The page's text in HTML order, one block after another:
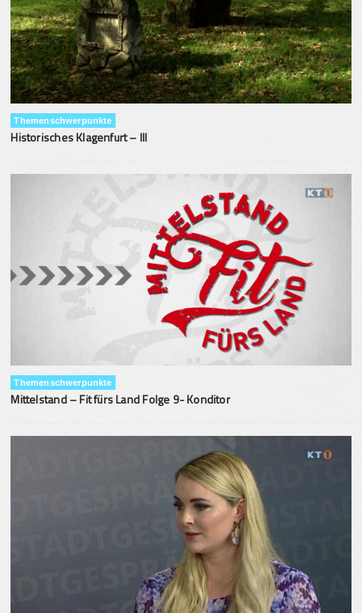
Themenschwerpunkte
Historisches Klagenfurt – III
Themenschwerpunkte
Mittelstand – Fit fürs Land Folge 9- Konditor